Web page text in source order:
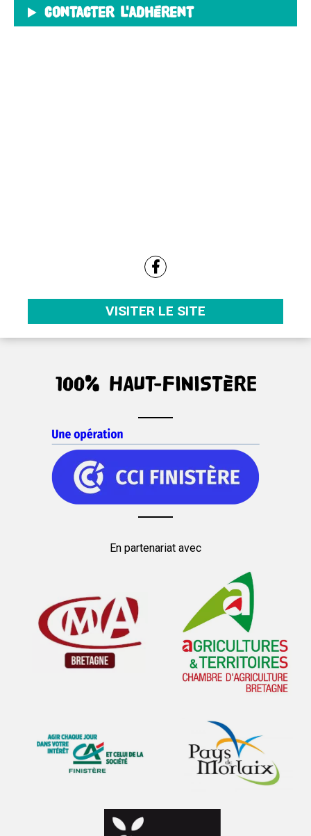
Contacter l'adhérent
VISITER LE SITE
100% HAUT-FINISTÈRE
En partenariat avec